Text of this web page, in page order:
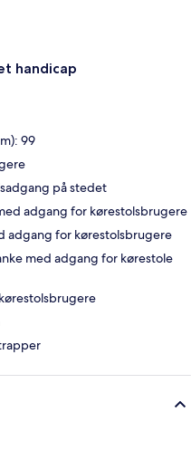
handicap
99
på stedet
adgang for kørestolsbrugere
adgang for kørestolsbrugere
med adgang for kørestole